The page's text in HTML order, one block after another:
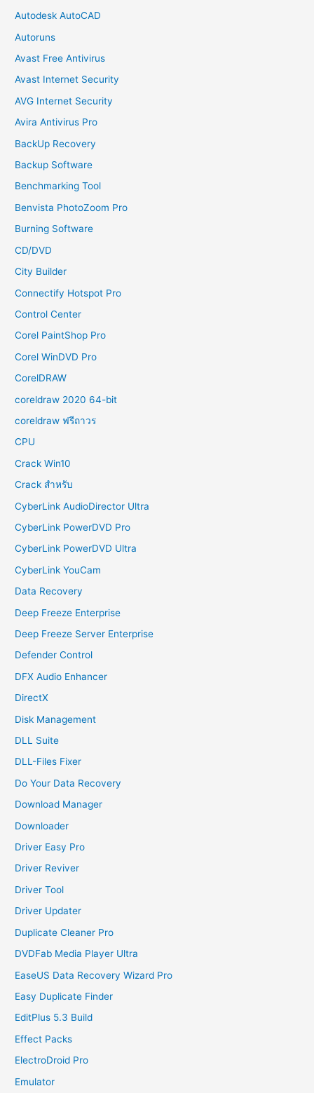
Autodesk AutoCAD
Autoruns
Avast Free Antivirus
Avast Internet Security
AVG Internet Security
Avira Antivirus Pro
BackUp Recovery
Backup Software
Benchmarking Tool
Benvista PhotoZoom Pro
Burning Software
CD/DVD
City Builder
Connectify Hotspot Pro
Control Center
Corel PaintShop Pro
Corel WinDVD Pro
CorelDRAW
coreldraw 2020 64-bit
coreldraw ฟรีถาวร
CPU
Crack Win10
Crack สำหรับ
CyberLink AudioDirector Ultra
CyberLink PowerDVD Pro
CyberLink PowerDVD Ultra
CyberLink YouCam
Data Recovery
Deep Freeze Enterprise
Deep Freeze Server Enterprise
Defender Control
DFX Audio Enhancer
DirectX
Disk Management
DLL Suite
DLL-Files Fixer
Do Your Data Recovery
Download Manager
Downloader
Driver Easy Pro
Driver Reviver
Driver Tool
Driver Updater
Duplicate Cleaner Pro
DVDFab Media Player Ultra
EaseUS Data Recovery Wizard Pro
Easy Duplicate Finder
EditPlus 5.3 Build
Effect Packs
ElectroDroid Pro
Emulator